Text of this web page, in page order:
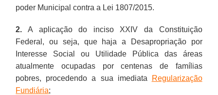
poder Municipal contra a Lei 1807/2015.
2. A aplicação do inciso XXIV da Constituição
Federal, ou seja, que haja a Desapropriação por
Interesse Social ou Utilidade Pública das áreas
atualmente ocupadas por centenas de famílias
pobres, procedendo a sua imediata
Regularização
Fundiária;